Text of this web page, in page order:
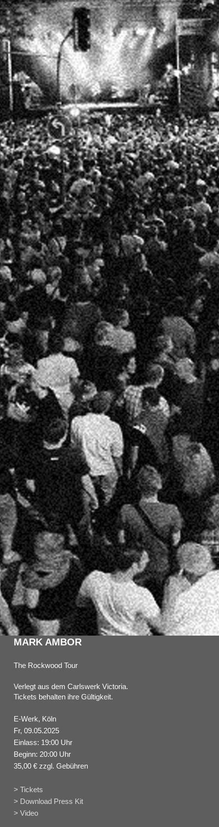
MARK AMBOR
The Rockwood Tour
Verlegt aus dem Carlswerk Victoria.
Tickets behalten ihre Gültigkeit.
E-Werk, Köln
Fr, 09.05.2025
Einlass: 19:00 Uhr
Beginn: 20:00 Uhr
35,00 € zzgl. Gebühren
> Tickets
> Download Press Kit
> Video